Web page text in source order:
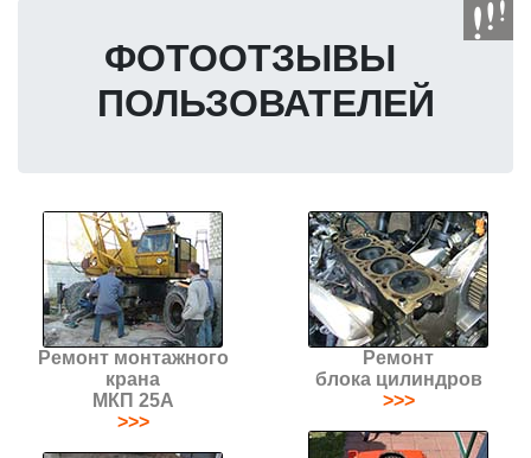
ФОТООТЗЫВЫ
ПОЛЬЗОВАТЕЛЕЙ
Ремонт монтажного
крана
МКП 25А
>>>
Ремонт
блока цилиндров
>>>